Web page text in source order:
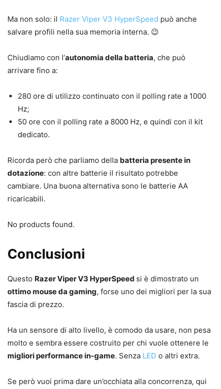
Ma non solo: il Razer Viper V3 HyperSpeed può anche
salvare profili nella sua memoria interna. 😉
Chiudiamo con l’autonomia della batteria, che può
arrivare fino a:
280 ore di utilizzo continuato con il polling rate a 1000
Hz;
50 ore con il polling rate a 8000 Hz, e quindi con il kit
dedicato.
Ricorda però che parliamo della batteria presente in
dotazione: con altre batterie il risultato potrebbe
cambiare. Una buona alternativa sono le batterie AA
ricaricabili.
No products found.
Conclusioni
Questo Razer Viper V3 HyperSpeed si è dimostrato un
ottimo mouse da gaming, forse uno dei migliori per la sua
fascia di prezzo.
Ha un sensore di alto livello, è comodo da usare, non pesa
molto e sembra essere costruito per chi vuole ottenere le
migliori performance in-game. Senza LED o altri extra.
Se però vuoi prima dare un’occhiata alla concorrenza, qui